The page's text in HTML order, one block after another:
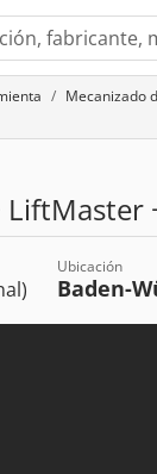
Mecanizado
Ubicación
Baden-